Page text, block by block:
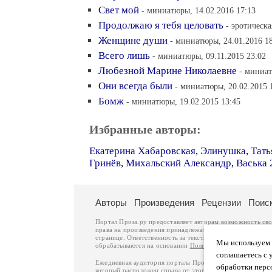
Свет мой - миниатюры, 14.02.2016 17:13
Продолжаю я тебя целовать -
Женщине души - миниатюры, 24.01.2016
Всего лишь - миниатюры, 09.11.2015 23:02
Любезной Марине Николаевне -
Они всегда были - миниатюры, 20.02.2015
Бомж - миниатюры, 19.02.2015 13:45
Избранные авторы:
Екатерина Хабаровская, Элинушка,
Гринёв, Михальский Александр, Васька
Мы используем
соглашаетесь
обработки
Авторы Произведения Рецензии
Портал Проза.ру предоставляет авторам возможность
права на произведения принадлежат авторам и
странице. Ответственность за тексты произведений
обрабатываются на основании Политики обработки
Ежедневная аудитория портала Проза.ру – порядка 100
который расположен справа от этого текста. В каждой